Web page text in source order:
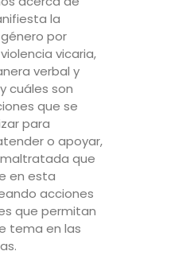
la
por
vicaria,
verbal y
cuáles son
que se
para
o apoyar,
que
en esta
acciones
que permitan
tema en las